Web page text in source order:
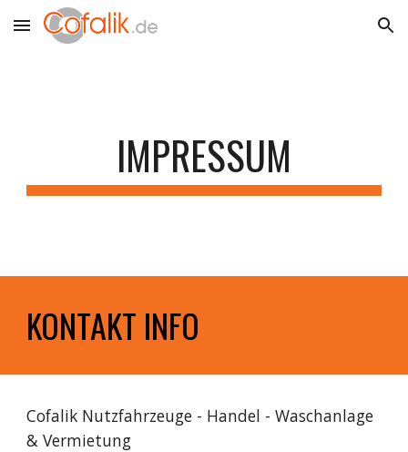
Skip to main content Skip to navigation
IMPRESSUM
KONTAKT INFO
Cofalik Nutzfahrzeuge - Handel - Waschanlage
& Vermietung